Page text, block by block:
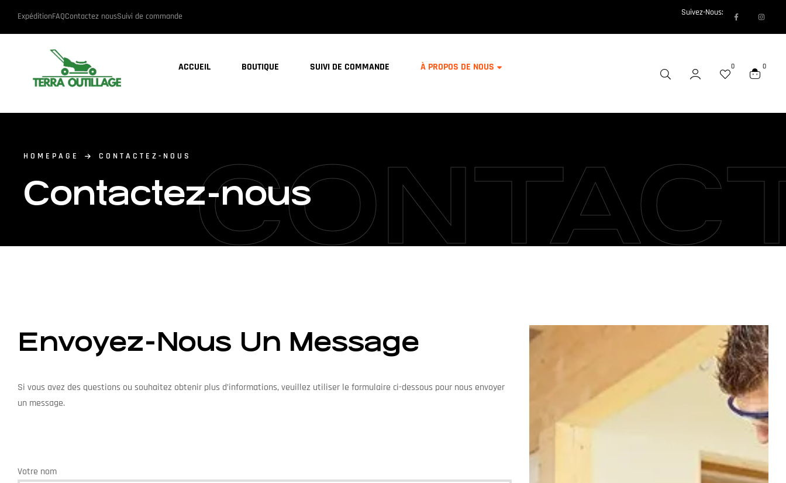
ExpéditionFAQContactez nousSuivi de commande Suivez-Nous:
ACCUEIL BOUTIQUE SUIVI DE COMMANDE À PROPOS DE NOUS 0 0
HOMEPAGE CONTACTEZ-NOUS
Contactez-nous
Envoyez-Nous Un Message
Si vous avez des questions ou souhaitez obtenir plus d’informations, veuillez utiliser le formulaire ci-dessous pour nous envoyer
un message.
Votre nom